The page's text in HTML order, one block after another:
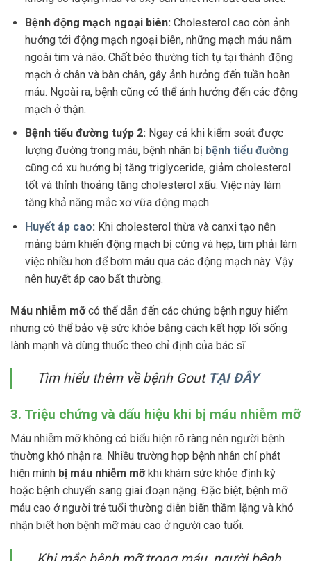
Bệnh động mạch ngoại biên: Cholesterol cao còn ảnh
hưởng tới động mạch ngoại biên, những mạch máu nằm
ngoài tim và não. Chất béo thường tích tụ tại thành động
mạch ở chân và bàn chân, gây ảnh hưởng đến tuần hoàn
máu. Ngoài ra, bệnh cũng có thể ảnh hưởng đến các động
mạch ở thận.
Bệnh tiểu đường tuýp 2: Ngay cả khi kiểm soát được
lượng đường trong máu, bệnh nhân bị bệnh tiểu đường
cũng có xu hướng bị tăng triglyceride, giảm cholesterol
tốt và thỉnh thoảng tăng cholesterol xấu. Việc này làm
tăng khả năng mắc xơ vữa động mạch.
Huyết áp cao: Khi cholesterol thừa và canxi tạo nên
mảng bám khiến động mạch bị cứng và hẹp, tim phải làm
việc nhiều hơn để bơm máu qua các động mạch này. Vậy
nên huyết áp cao bất thường.
Máu nhiễm mỡcó thể dẫn đến các chứng bệnh nguy hiểm
nhưng có thể bảo vệ sức khỏe bằng cách kết hợp lối sống
lành mạnh và dùng thuốc theo chỉ định của bác sĩ.
Tìm hiểu thêm về bệnh Gout TẠI ĐÂY
3. Triệu chứng và dấu hiệu khi bị máu nhiễm mỡ
Máu nhiễm mỡ không có biểu hiện rõ ràng nên người bệnh
thường khó nhận ra. Nhiều trường hợp bệnh nhân chỉ phát
hiện mình bị máu nhiễm mỡkhi khám sức khỏe định kỳ
hoặc bệnh chuyển sang giai đoạn nặng. Đặc biệt, bệnh mỡ
máu cao ở người trẻ tuổi thường diễn biến thầm lặng và khó
nhận biết hơn bệnh mỡ máu cao ở người cao tuổi.